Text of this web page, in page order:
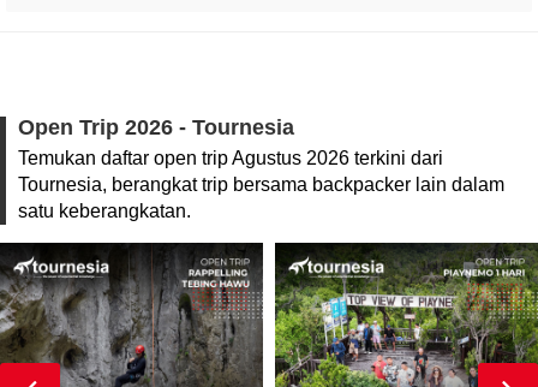
Open Trip 2026 - Tournesia
Temukan daftar open trip Agustus 2026 terkini dari
Tournesia, berangkat trip bersama backpacker lain dalam
satu keberangkatan.